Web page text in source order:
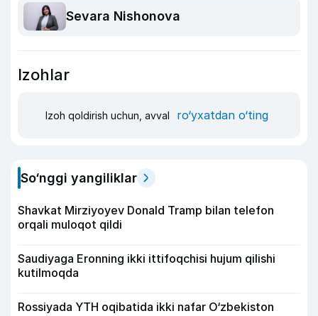
Sevara Nishonova
Izohlar
Izoh qoldirish uchun, avval ro‘yxatdan o‘ting
So‘nggi yangiliklar
Shavkat Mirziyoyev Donald Tramp bilan telefon
orqali muloqot qildi
Saudiyaga Eronning ikki ittifoqchisi hujum qilishi
kutilmoqda
Rossiyada YTH oqibatida ikki nafar O‘zbekiston